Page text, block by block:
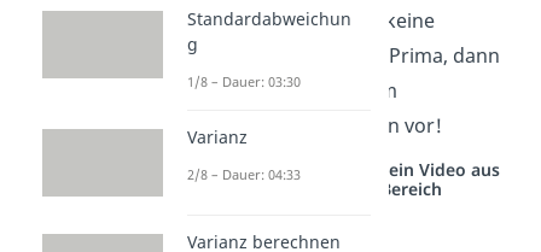
Koeffizient bereitet dir keine
Schwierigkeiten mehr? Prima, dann
wagen wir uns jetzt zum
Kontingenzkoeffizienten vor!
Studyflix vernetzt: Hier ein Video aus
einem anderen Bereich
Standardabweichun
g
1/8 – Dauer: 03:30
Varianz
2/8 – Dauer: 04:33
Varianz berechnen